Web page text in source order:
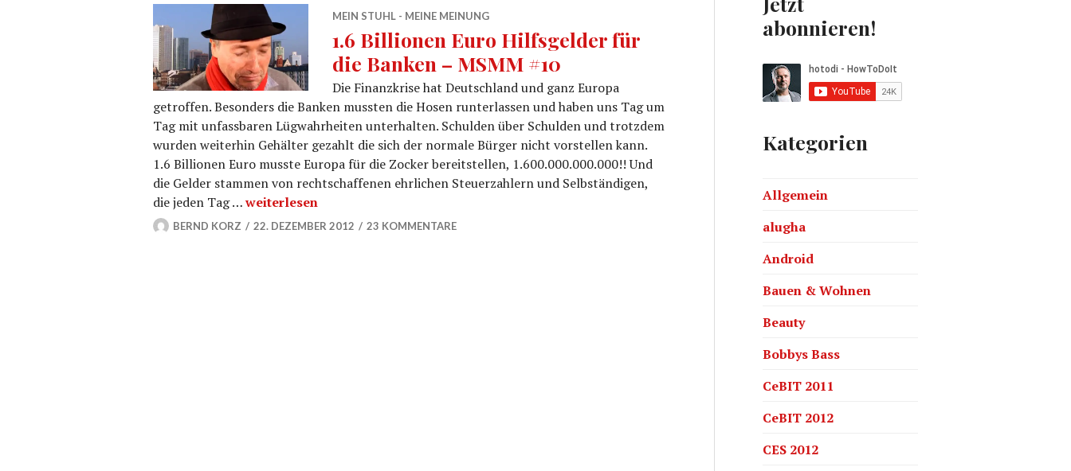
MEIN STUHL - MEINE MEINUNG
1.6 Billionen Euro Hilfsgelder für
die Banken – MSMM #10
Die Finanzkrise hat Deutschland und ganz Europa
getroffen. Besonders die Banken mussten die Hosen runterlassen und haben uns Tag um
Tag mit unfassbaren Lügwahrheiten unterhalten. Schulden über Schulden und trotzdem
wurden weiterhin Gehälter gezahlt die sich der normale Bürger nicht vorstellen kann.
1.6 Billionen Euro musste Europa für die Zocker bereitstellen, 1.600.000.000.000!! Und
die Gelder stammen von rechtschaffenen ehrlichen Steuerzahlern und Selbständigen,
die jeden Tag …1.6 Billionen Euro Hilfsgelder für die Banken – MSMM #10
weiterlesen
BERND KORZ 22. DEZEMBER 2012 23 KOMMENTARE
abonnieren!
Kategorien
Allgemein
alugha
Android
Bauen & Wohnen
Beauty
Bobbys Bass
CeBIT 2011
CeBIT 2012
CES 2012